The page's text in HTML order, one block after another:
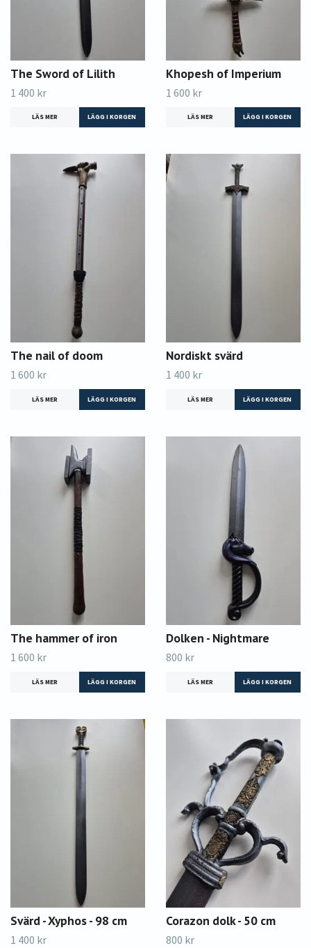
The Sword of Lilith
1 400 kr
LÄS MER
Khopesh of Imperium
1 600 kr
LÄS MER
The nail of doom
1 600 kr
LÄS MER
Nordiskt svärd
1 400 kr
LÄS MER
The hammer of iron
1 600 kr
LÄS MER
Dolken - Nightmare
800 kr
LÄS MER
Svärd - Xyphos - 98 cm
1 400 kr
Corazon dolk - 50 cm
800 kr